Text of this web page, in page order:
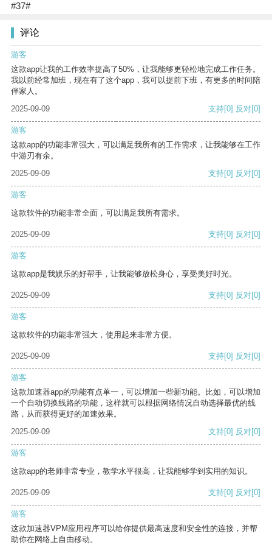
#37#
评论
游客
这款app让我的工作效率提高了50%，让我能够更轻松地完成工作任务。
我以前经常加班，现在有了这个app，我可以提前下班，有更多的时间陪
伴家人。
2025-09-09
支持[0] 反对[0]
游客
这款app的功能非常强大，可以满足我所有的工作需求，让我能够在工作
中游刃有余。
2025-09-09
支持[0] 反对[0]
游客
这款软件的功能非常全面，可以满足我所有需求。
2025-09-09 支持[0] 反对[0]
游客
这款app是我娱乐的好帮手，让我能够放松身心，享受美好时光。
2025-09-09 支持[0] 反对[0]
游客
这款软件的功能非常强大，使用起来非常方便。
2025-09-09 支持[0] 反对[0]
游客
这款加速器app的功能有点单一，可以增加一些新功能。比如，可以增加
一个自动切换线路的功能，这样就可以根据网络情况自动选择最优的线
路，从而获得更好的加速效果。
2025-09-09
支持[0] 反对[0]
游客
这款app的老师非常专业，教学水平很高，让我能够学到实用的知识。
2025-09-09 支持[0] 反对[0]
游客
这款加速器VPM应用程序可以给你提供最高速度和安全性的连接，并帮
助你在网络上自由移动。